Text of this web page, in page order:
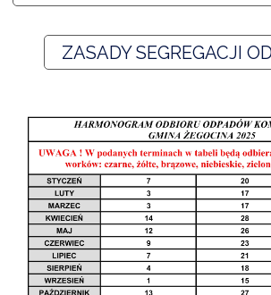
ZASADY SEGREGACJI